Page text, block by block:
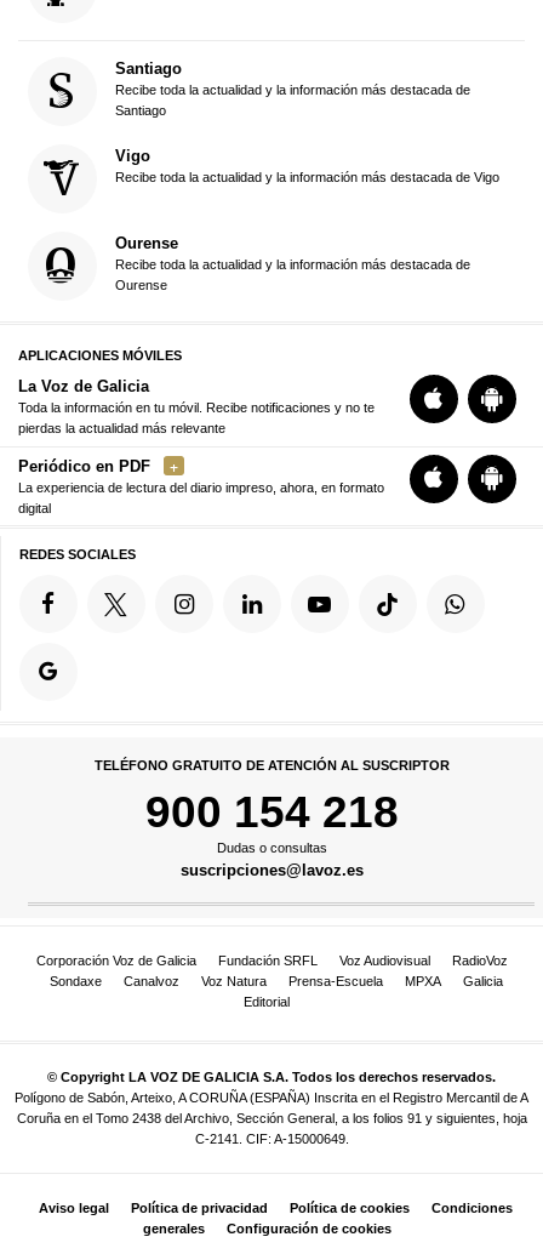
Santiago
Recibe toda la actualidad y la información más destacada de
Santiago
Vigo
Recibe toda la actualidad y la información más destacada de Vigo
Ourense
Recibe toda la actualidad y la información más destacada de
Ourense
APLICACIONES MÓVILES
La Voz de Galicia
Toda la información en tu móvil. Recibe notificaciones y no te
pierdas la actualidad más relevante
Periódico en PDF
La experiencia de lectura del diario impreso, ahora, en formato
digital
REDES SOCIALES
TELÉFONO GRATUITO DE ATENCIÓN AL SUSCRIPTOR
900 154 218
Dudas o consultas
suscripciones@lavoz.es
Corporación Voz de Galicia Fundación SRFL Voz Audiovisual
RadioVoz
Sondaxe
Canalvoz Voz Natura Prensa-Escuela MPXA
Galicia
Editorial
© Copyright LA VOZ DE GALICIA S.A. Todos los derechos reservados.
Polígono de Sabón, Arteixo, A CORUÑA (ESPAÑA) Inscrita en el Registro Mercantil de A
Coruña en el Tomo 2438 del Archivo, Sección General, a los folios 91 y siguientes, hoja
C-2141. CIF: A-15000649.
Aviso legal Política de privacidad Política de cookies
Condiciones
generales
Configuración de cookies